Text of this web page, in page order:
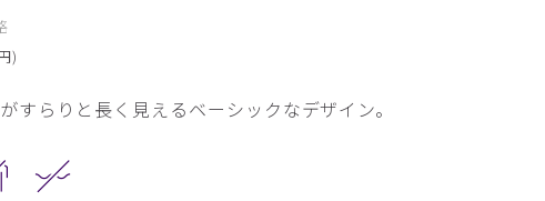
)
すらりと長く見えるベーシックなデザイン。